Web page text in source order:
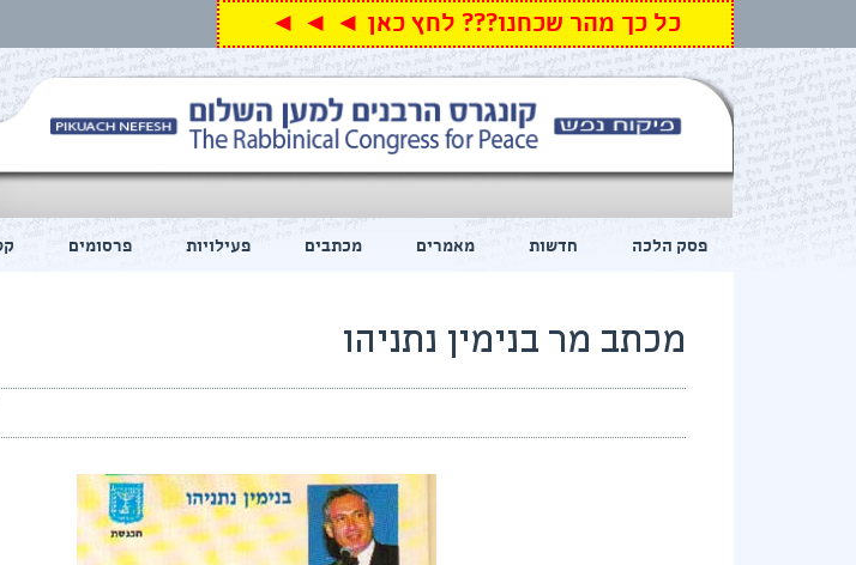
כל כך מהר שכחנו??? לחץ כאן ◄ ◄ ◄
פסק הלכה חדשות מאמרים מכתבים פעילויות פרסומים
מכתב מר בנימין נתניהו